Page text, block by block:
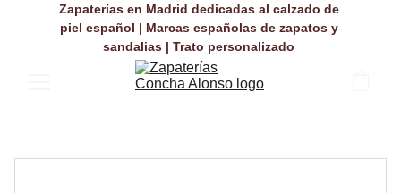
Zapaterías en Madrid dedicadas al calzado de
piel español | Marcas españolas de zapatos y
sandalias | Trato personalizado